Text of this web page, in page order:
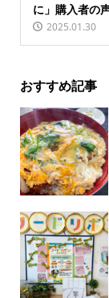
に」購入者の
2025.01.30
おすすめ記事